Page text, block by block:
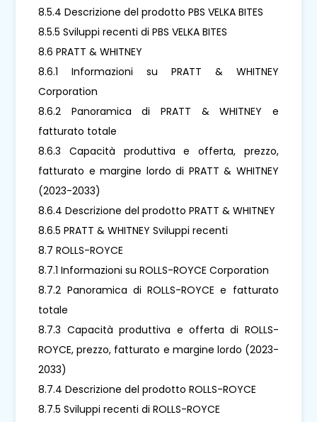
8.5.4 Descrizione del prodotto PBS VELKA BITES
8.5.5 Sviluppi recenti di PBS VELKA BITES
8.6 PRATT & WHITNEY
8.6.1 Informazioni su PRATT & WHITNEY
Corporation
8.6.2 Panoramica di PRATT & WHITNEY e
fatturato totale
8.6.3 Capacità produttiva e offerta, prezzo,
fatturato e margine lordo di PRATT & WHITNEY
(2023-2033)
8.6.4 Descrizione del prodotto PRATT & WHITNEY
8.6.5 PRATT & WHITNEY Sviluppi recenti
8.7 ROLLS-ROYCE
8.7.1 Informazioni su ROLLS-ROYCE Corporation
8.7.2 Panoramica di ROLLS-ROYCE e fatturato
totale
8.7.3 Capacità produttiva e offerta di ROLLS-
ROYCE, prezzo, fatturato e margine lordo (2023-
2033)
8.7.4 Descrizione del prodotto ROLLS-ROYCE
8.7.5 Sviluppi recenti di ROLLS-ROYCE